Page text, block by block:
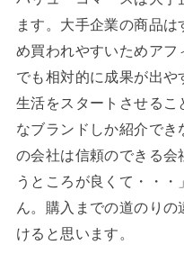
ます。大手企業の商品
め買われやすいためア
でも相対的に成果が出や
生活をスタートさせる
なブランドしか紹介でき
の会社は信頼のできる
うところが良くて・・
ん。購入までの道のり
けると思います。